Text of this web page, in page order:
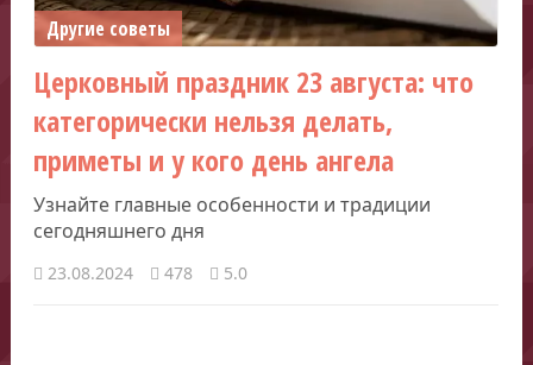
Другие советы
Церковный праздник 23 августа: что
категорически нельзя делать,
приметы и у кого день ангела
Узнайте главные особенности и традиции
сегодняшнего дня
23.08.2024 478 5.0